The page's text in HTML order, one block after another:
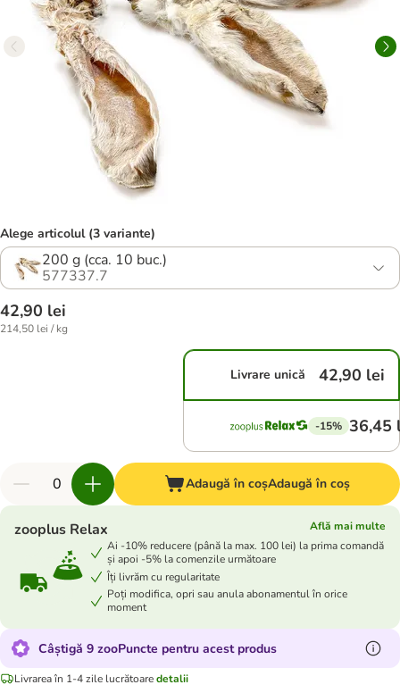
Alege articolul (3 variante)
200 g (cca. 10 buc.)
577337.7
42,90 lei
214,50 lei / kg
Livrare unică 42,90 lei
-15% 36,45
Adaugă în coșAdaugă în coș
zooplus Relax
Află mai multe
Ai -10% reducere (până la max. 100 lei) la prima comandă
și apoi -5% la comenzile următoare
Îți livrăm cu regularitate
Poți modifica, opri sau anula abonamentul în orice
moment
Câștigă 9 zooPuncte pentru acest produs
Livrarea în 1-4 zile lucrătoaredetalii